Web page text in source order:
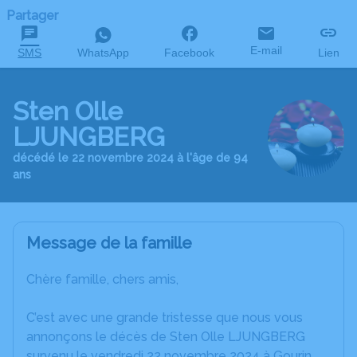
Partager
SMS WhatsApp Facebook E-mail Lien
Sten Olle
LJUNGBERG
décédé le 22 novembre 2024 à l'âge de 94
ans
Message de la famille
Chère famille, chers amis,
C’est avec une grande tristesse que nous vous
annonçons le décès de Sten Olle LJUNGBERG